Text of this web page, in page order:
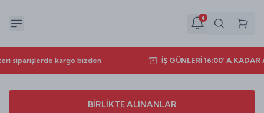
4
siparişlerde kargo bizden İŞ GÜNLERİ 16:00' A KADAR
BİRLİKTE ALINANLAR